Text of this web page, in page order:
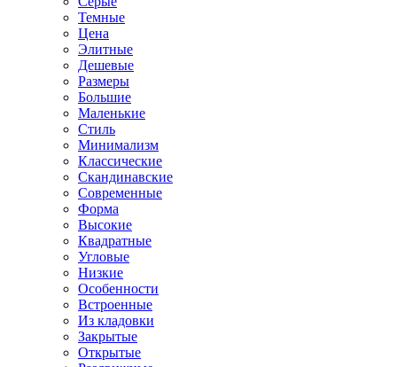
Темные
Цена
Элитные
Дешевые
Размеры
Большие
Маленькие
Стиль
Минимализм
Классические
Скандинавские
Современные
Форма
Высокие
Квадратные
Угловые
Низкие
Особенности
Встроенные
Из кладовки
Закрытые
Открытые